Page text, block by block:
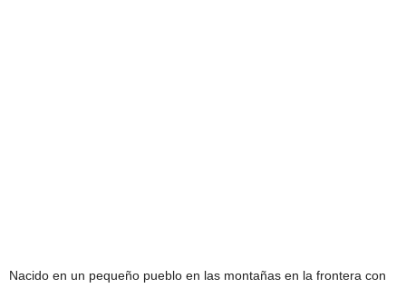
Nacido en un pequeño pueblo en las montañas en la frontera con